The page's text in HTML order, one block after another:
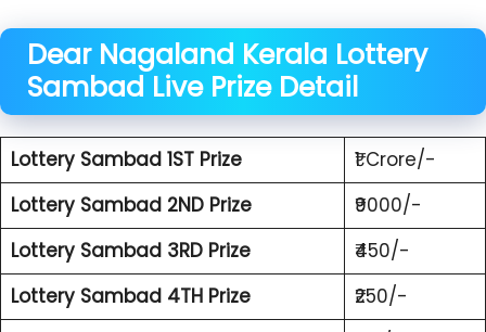
Dear Nagaland Kerala Lottery
Sambad Live Prize Detail
Lottery Sambad 1ST Prize
₹1 Crore/-
Lottery Sambad 2ND Prize
₹9000/-
Lottery Sambad 3RD Prize
₹450/-
Lottery Sambad 4TH Prize
₹250/-